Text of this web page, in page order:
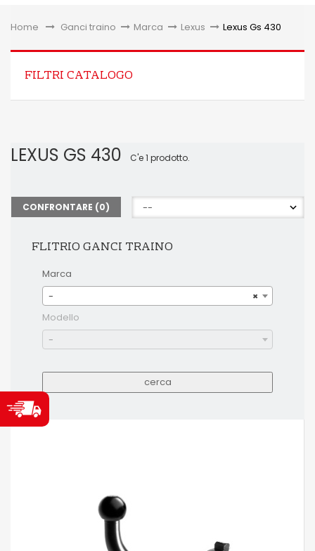
Home &gt;Ganci traino > Marca > Lexus > Lexus Gs 430
FILTRI CATALOGO
LEXUS GS 430 C'e 1 prodotto.
CONFRONTARE (0)
FLITRIO GANCI TRAINO
Marca
×
-
Modello
-